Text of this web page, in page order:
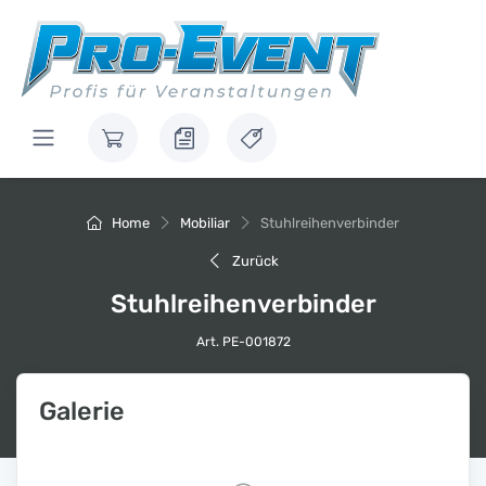
Home Mobiliar Stuhlreihenverbinder
Zurück
Stuhlreihenverbinder
Art. PE-001872
Galerie